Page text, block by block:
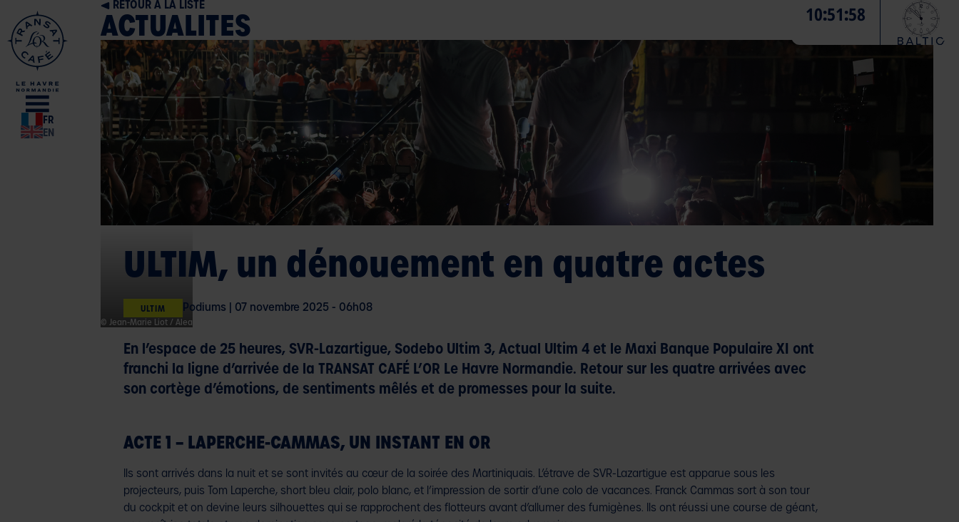
10:51:59
BOUTIQUE
OFFICIELLE
MENU
FR
EN
RETOUR À LA LISTE
ACTUALITES
© Jean-Marie Liot / Alea
ULTIM, un dénouement en quatre actes
ULTIM Podiums 07 novembre 2025 - 06h08
En l’espace de 25 heures, SVR-Lazartigue, Sodebo Ultim 3, Actual Ultim 4 et le Maxi Banque Populaire XI ont
franchi la ligne d’arrivée de la TRANSAT CAFÉ L’OR Le Havre Normandie. Retour sur les quatre arrivées avec
son cortège d’émotions, de sentiments mêlés et de promesses pour la suite.
ACTE 1 – LAPERCHE-CAMMAS, UN INSTANT EN OR
Ils sont arrivés dans la nuit et se sont invités au cœur de la soirée des Martiniquais. L’étrave de SVR-Lazartigue est apparue sous les
projecteurs, puis Tom Laperche, short bleu clair, polo blanc, et l’impression de sortir d’une colo de vacances. Franck Cammas sort à son tour
du cockpit et on devine leurs silhouettes qui se rapprochent des flotteurs avant d’allumer des fumigènes. Ils ont réussi une course de géant,